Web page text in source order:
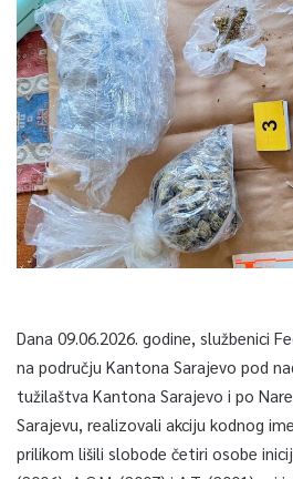
Dana 09.06.2026. godine, službenici
na području Kantona Sarajevo pod
tužilaštva Kantona Sarajevo i po
Sarajevu, realizovali akciju kodnog
prilikom lišili slobode četiri osobe